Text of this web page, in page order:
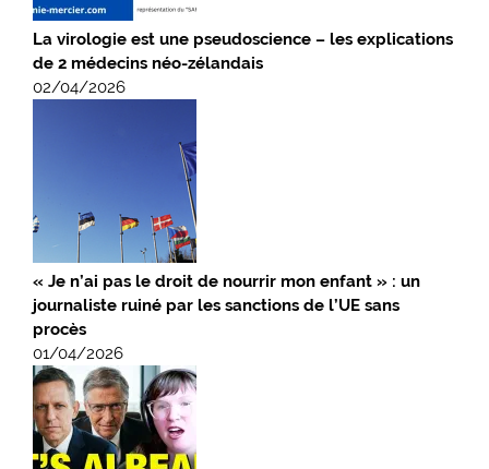
La virologie est une pseudoscience – les explications
de 2 médecins néo-zélandais
02/04/2026
« Je n’ai pas le droit de nourrir mon enfant » : un
journaliste ruiné par les sanctions de l’UE sans
procès
01/04/2026